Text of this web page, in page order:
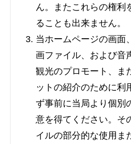
ん。またこれらの権利
ることも出来ません。
当ホームページの画面
画ファイル、および音
観光のプロモート、ま
ットの紹介のために利
ず事前に当局より個別
意を得てください。そ
イルの部分的な使用ま